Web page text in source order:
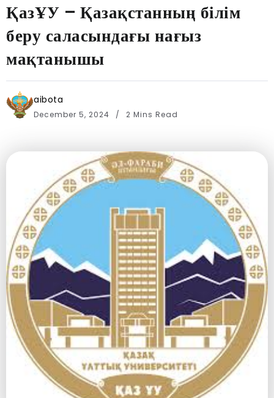
ҚазҰУ – Қазақстанның білім
беру саласындағы нағыз
мақтанышы
aibota
December 5, 2024 2 Mins Read